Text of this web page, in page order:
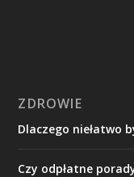
ZDROWIE
Dlaczego niełatwo
Czy odpłatne